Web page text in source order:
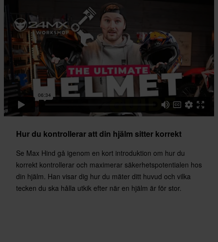
Hur du kontrollerar att din hjälm sitter korrekt
Se Max Hind gå igenom en kort introduktion om hur du
korrekt kontrollerar och maximerar säkerhetspotentialen hos
din hjälm. Han visar dig hur du mäter ditt huvud och vilka
tecken du ska hålla utkik efter när en hjälm är för stor.